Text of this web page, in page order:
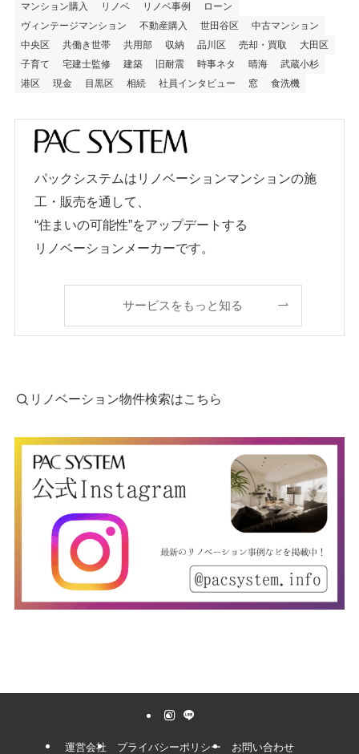
マンション購入
リノベ リノベ事例
ローン
ヴィンテージマンション
不動産購入 世田谷区
中古マンション
中央区
共働き世帯 共用部 収納 品川区 売却・買取
大田区
子育て
宅建士監修 建築 旧耐震 時事ネタ 晴海
武蔵小杉
港区
現金 目黒区 相続 社員インタビュー 窓 食洗機
パックシステムはリノベーションマンションの施
工・販売を通して、
“住まいの可能性”をアップデートする
リノベーションメーカーです。
サービスをもっと知る
リノベーション物件検索はこちら
運営会社 プライバシーポリシー お問い合わせ